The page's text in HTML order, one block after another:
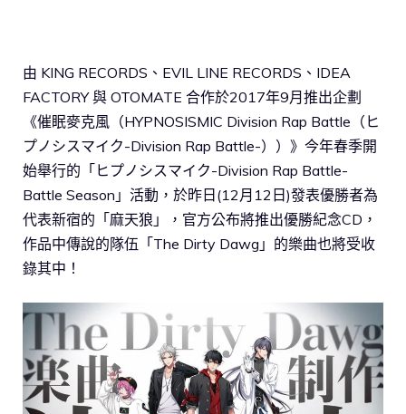
由 KING RECORDS、EVIL LINE RECORDS、IDEA
FACTORY 與 OTOMATE 合作於2017年9月推出企劃
《催眠麥克風（HYPNOSISMIC Division Rap Battle（ヒ
プノシスマイク-Division Rap Battle-））》今年春季開
始舉行的「ヒプノシスマイク-Division Rap Battle-
Battle Season」活動，於昨日(12月12日)發表優勝者為
代表新宿的「麻天狼」，官方公布將推出優勝紀念CD，
作品中傳說的隊伍「The Dirty Dawg」的樂曲也將受收
錄其中！